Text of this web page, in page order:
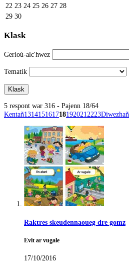
22 23 24 25 26 27 28
29 30
Klask
Gerioù-alc'hwez
Tematik
5 respont war 316 - Pajenn 18/64
Kentañ1314151617181920212223Diwezhañ
Raktres skeudennaoueg dre gomz
Evit ar vugale
17/10/2016